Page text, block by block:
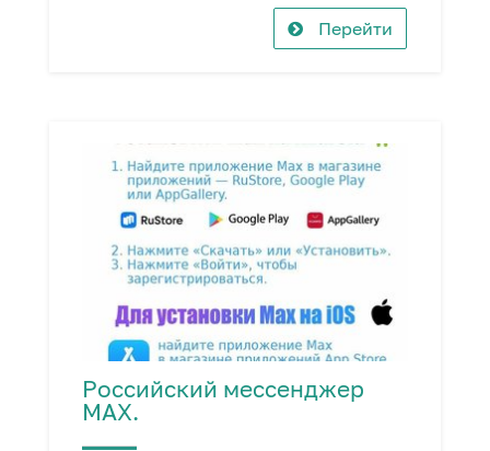
Перейти
Российский мессенджер
МАХ.